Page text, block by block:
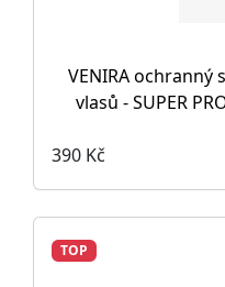
VENIRA
vlasů - SUPER
390 Kč
TOP